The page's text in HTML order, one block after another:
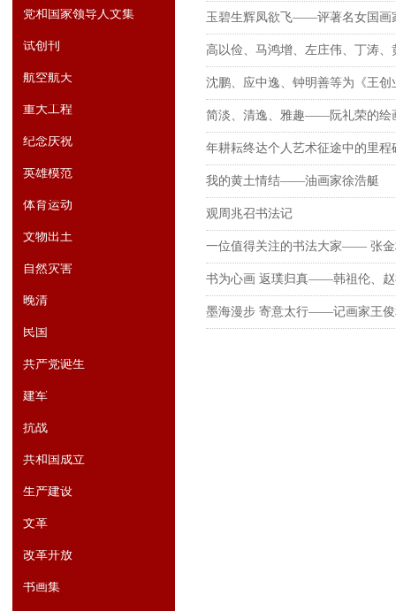
玉碧生辉凤欲飞——评著名女国画
高以俭、马鸿增、左庄伟、丁涛
沈鹏、应中逸、钟明善等为《王
简淡、清逸、雅趣——阮礼荣的绘
年耕耘终达个人艺术征途中的里
我的黄土情结——油画家徐浩艇
观周兆召书法记
一位值得关注的书法大家—— 张金
书为心画 返璞归真——韩祖伦、赵
墨海漫步 寄意太行——记画家王俊
党和国家领导人文集
试创刊
航空航天
重大工程
纪念庆祝
英雄模范
体育运动
文物出土
自然灾害
晚清
民国
共产党诞生
建军
抗战
共和国成立
生产建设
文革
改革开放
书画集